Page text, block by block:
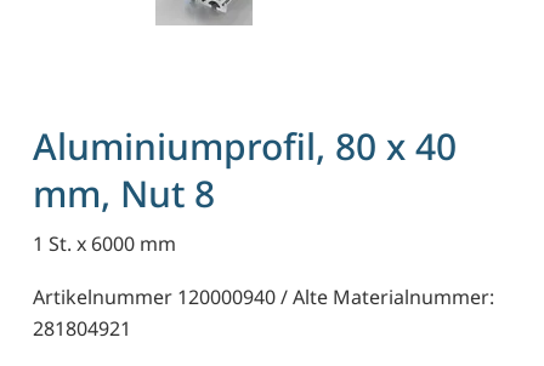
Aluminiumprofil, 80 x 40
mm, Nut 8
1 St. x 6000 mm
Artikelnummer 120000940 / Alte Materialnummer:
281804921